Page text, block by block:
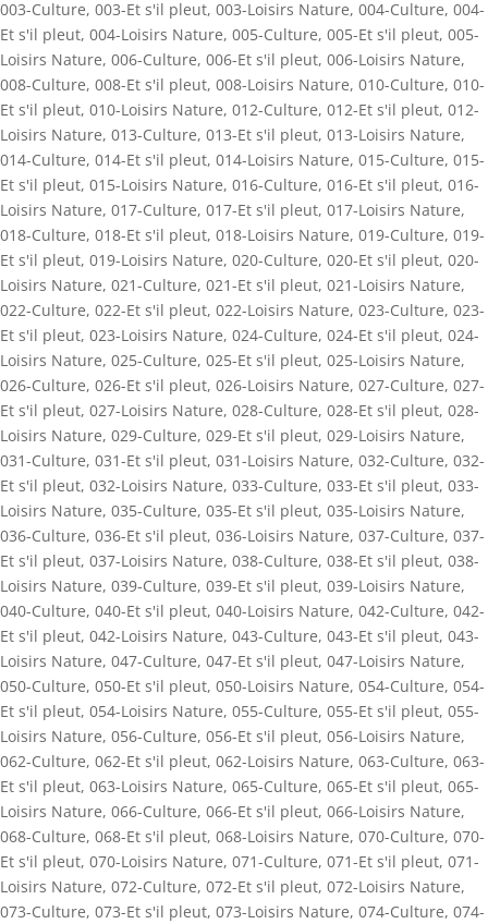
003-Culture, 003-Et s'il pleut, 003-Loisirs Nature, 004-Culture, 004-
Et s'il pleut, 004-Loisirs Nature, 005-Culture, 005-Et s'il pleut, 005-
Loisirs Nature, 006-Culture, 006-Et s'il pleut, 006-Loisirs Nature,
008-Culture, 008-Et s'il pleut, 008-Loisirs Nature, 010-Culture, 010-
Et s'il pleut, 010-Loisirs Nature, 012-Culture, 012-Et s'il pleut, 012-
Loisirs Nature, 013-Culture, 013-Et s'il pleut, 013-Loisirs Nature,
014-Culture, 014-Et s'il pleut, 014-Loisirs Nature, 015-Culture, 015-
Et s'il pleut, 015-Loisirs Nature, 016-Culture, 016-Et s'il pleut, 016-
Loisirs Nature, 017-Culture, 017-Et s'il pleut, 017-Loisirs Nature,
018-Culture, 018-Et s'il pleut, 018-Loisirs Nature, 019-Culture, 019-
Et s'il pleut, 019-Loisirs Nature, 020-Culture, 020-Et s'il pleut, 020-
Loisirs Nature, 021-Culture, 021-Et s'il pleut, 021-Loisirs Nature,
022-Culture, 022-Et s'il pleut, 022-Loisirs Nature, 023-Culture, 023-
Et s'il pleut, 023-Loisirs Nature, 024-Culture, 024-Et s'il pleut, 024-
Loisirs Nature, 025-Culture, 025-Et s'il pleut, 025-Loisirs Nature,
026-Culture, 026-Et s'il pleut, 026-Loisirs Nature, 027-Culture, 027-
Et s'il pleut, 027-Loisirs Nature, 028-Culture, 028-Et s'il pleut, 028-
Loisirs Nature, 029-Culture, 029-Et s'il pleut, 029-Loisirs Nature,
031-Culture, 031-Et s'il pleut, 031-Loisirs Nature, 032-Culture, 032-
Et s'il pleut, 032-Loisirs Nature, 033-Culture, 033-Et s'il pleut, 033-
Loisirs Nature, 035-Culture, 035-Et s'il pleut, 035-Loisirs Nature,
036-Culture, 036-Et s'il pleut, 036-Loisirs Nature, 037-Culture, 037-
Et s'il pleut, 037-Loisirs Nature, 038-Culture, 038-Et s'il pleut, 038-
Loisirs Nature, 039-Culture, 039-Et s'il pleut, 039-Loisirs Nature,
040-Culture, 040-Et s'il pleut, 040-Loisirs Nature, 042-Culture, 042-
Et s'il pleut, 042-Loisirs Nature, 043-Culture, 043-Et s'il pleut, 043-
Loisirs Nature, 047-Culture, 047-Et s'il pleut, 047-Loisirs Nature,
050-Culture, 050-Et s'il pleut, 050-Loisirs Nature, 054-Culture, 054-
Et s'il pleut, 054-Loisirs Nature, 055-Culture, 055-Et s'il pleut, 055-
Loisirs Nature, 056-Culture, 056-Et s'il pleut, 056-Loisirs Nature,
062-Culture, 062-Et s'il pleut, 062-Loisirs Nature, 063-Culture, 063-
Et s'il pleut, 063-Loisirs Nature, 065-Culture, 065-Et s'il pleut, 065-
Loisirs Nature, 066-Culture, 066-Et s'il pleut, 066-Loisirs Nature,
068-Culture, 068-Et s'il pleut, 068-Loisirs Nature, 070-Culture, 070-
Et s'il pleut, 070-Loisirs Nature, 071-Culture, 071-Et s'il pleut, 071-
Loisirs Nature, 072-Culture, 072-Et s'il pleut, 072-Loisirs Nature,
073-Culture, 073-Et s'il pleut, 073-Loisirs Nature, 074-Culture, 074-